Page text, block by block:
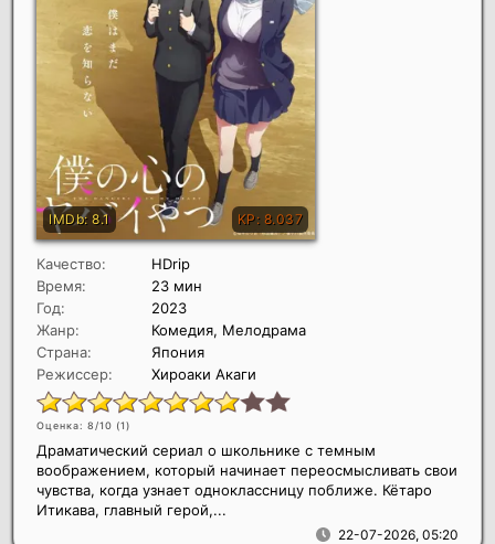
Качество:
HDrip
Время:
23 мин
Год:
2023
Жанр:
Комедия, Мелодрама
Страна:
Япония
Режиссер:
Хироаки Акаги
Оценка: 8/10 (1)
22-07-2026, 05:20
Драматический сериал о школьнике с темным
воображением, который начинает переосмысливать свои
чувства, когда узнает одноклассницу поближе. Кётаро
Итикава, главный герой,...